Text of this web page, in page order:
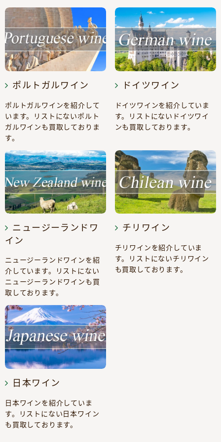
ポルトガルワイン
ポルトガルワインを紹介して
います。リストにないポルト
ガルワインも買取しておりま
す。
ドイツワイン
ドイツワインを紹介していま
す。リストにないドイツワイ
ンも買取しております。
ニュージーランドワ
イン
ニュージーランドワインを紹
介しています。リストにない
ニュージーランドワインも買
取しております。
チリワイン
チリワインを紹介していま
す。リストにないチリワイン
も買取しております。
日本ワイン
日本ワインを紹介していま
す。リストにない日本ワイン
も買取しております。